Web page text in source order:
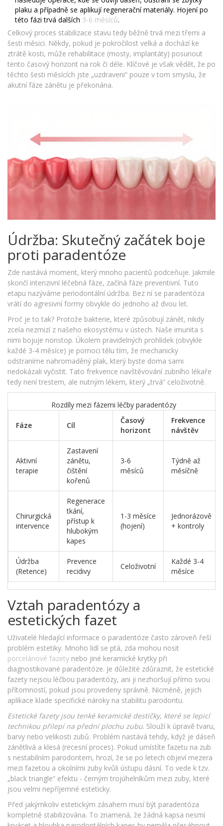
plaku a případně se aplikují regenerační materiály. Hojení po
této fázi trvá dalších 3-6 měsíců.
Celkový proces stabilizace stavu tedy běžně trvá mezi třemi a
šesti měsici. Někdy, pokud je pokročilost velká a dochází ke
ztrátě kosti, může rehabilitace (mosty, implantáty) posunout
tento časový horizont na rok či déle. Klíčové je však vědět, že po
těchto šesti měsících jste „uzdraveni“ pouze v tom smyslu, že
akutní fáze zánětu je překonána.
Údržba: Skutečný začátek boje
proti paradentóze
Zde nastává moment, který mnoho pacientů podceňuje. Jakmile
skončí intenzivní léčebná fáze, začíná fáze preventivní. Tuto
etapu nazýváme periodontální údržba. Bez ní se paradentóza
vrátí do agresivní formy obvykle do jednoho až dvou let.
Proč je to tak? Protože bakterie, které způsobují zánět, nikdy
zcela nezmizí z našeho ekosystému v ústech. Naše imunita s
nimi bojuje nonstop. Úkolem pravidelných prohlídek (obvykle
každé 3-4 měsíce) je pomoci tělu tím, že mechanicky
odstraníme nahromaděný plak, který byste doma sami
nedokázali vyčistit. Tato frekvence navštěvování zubního lékaře
tedy není trestem, ale nutným lékem, který „trvá“ celoživotně.
Rozdíly mezi fázemi léčby paradentózy
Fáze Cíl
Časový
horizont
Frekvence
návštěv
Aktivní
terapie
Zastavení
zánětu,
čištění
kořenů
3-6
měsíců
Týdně až
měsíčně
Chirurgická
intervence
Regenerace
tkání,
přístup k
hlubokým
kapes
1-3 měsíce
(hojení)
Jednorázově
+ kontroly
Údržba
(Retence)
Prevence
recidivy
Celoživotní
Každé 3-4
měsíce
Vztah paradentózy a
estetických fazet
Uživatelé hledající informace o paradentóze často zároveň řeší
problém estetiky. Mnoho lidí se ptá, zda mohou nosit
porcelánové fazety nebo jiné keramické krytky při
diagnostikované paradentóze. Je důležité zdůraznit, že estetické
fazety nejsou léčbou paradentózy, ani ji nezhoršují přímo svou
přítomností, pokud jsou provedeny správně. Nicméně, jejich
aplikace klade specifické nároky na stabilitu parodontu.
Estetické fazety jsou tenké keramické destičky, které se lepicí
technikou přilepí na přední plochu zubu. Slouží k úpravě tvaru,
barvy nebo velikosti zubů. Problém nastává tehdy, když je dáseň
zánětlivá a klesá (recesní proces). Pokud umístíte fazetu na zub
s nestabilním parodontem, hrozí, že se po letech objeví mezera
mezi fazetou a okolními zuby kvůli ústupu dásní. To vede k tzv.
„black triangle“ efektu - černým trojúhelníkům mezi zuby, které
jsou velmi nepříjemné esteticky.
Před jakýmkoliv estetickým zásahem musí být paradentóza
kompletně stabilizována. To znamená, že žádná kapsa nesmí